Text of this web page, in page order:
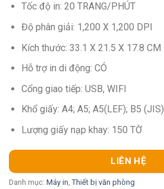
Tốc độ in: 20 TRANG/PHÚT
Độ phân giải: 1,200 X 1,200 DPI
Kích thước: 33.1 X 21.5 X 17.8 CM
Hỗ trợ in di động: CÓ
Cổng giao tiếp: USB, WIFI
Khổ giấy: A4; A5; A5(LEF); B5 (JIS)
Lượng giấy nạp khay: 150 TỜ
LIÊN HỆ
Danh mục: Máy in Thiết bị văn phòng